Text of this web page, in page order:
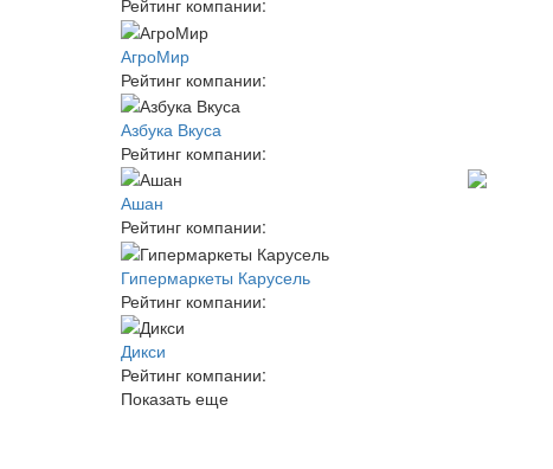
Рейтинг компании:
АгроМир
Рейтинг компании:
Азбука Вкуса
Рейтинг компании:
Ашан
Рейтинг компании:
Гипермаркеты Карусель
Рейтинг компании:
Дикси
Рейтинг компании:
Показать еще